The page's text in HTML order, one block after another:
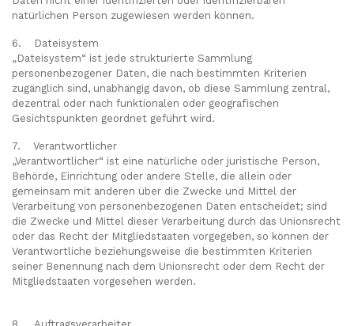
natürlichen Person zugewiesen werden können.
6. Dateisystem
„Dateisystem“ ist jede strukturierte Sammlung
personenbezogener Daten, die nach bestimmten Kriterien
zugänglich sind, unabhängig davon, ob diese Sammlung zentral,
dezentral oder nach funktionalen oder geografischen
Gesichtspunkten geordnet geführt wird.
7. Verantwortlicher
„Verantwortlicher“ ist eine natürliche oder juristische Person,
Behörde, Einrichtung oder andere Stelle, die allein oder
gemeinsam mit anderen über die Zwecke und Mittel der
Verarbeitung von personenbezogenen Daten entscheidet; sind
die Zwecke und Mittel dieser Verarbeitung durch das Unionsrecht
oder das Recht der Mitgliedstaaten vorgegeben, so können der
Verantwortliche beziehungsweise die bestimmten Kriterien
seiner Benennung nach dem Unionsrecht oder dem Recht der
Mitgliedstaaten vorgesehen werden.